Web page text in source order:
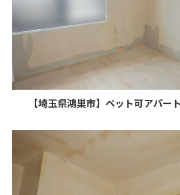
【埼玉県鴻巣市】ペット可アパー